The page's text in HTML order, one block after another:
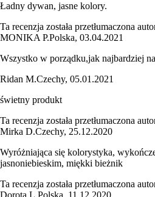
Ładny dywan, jasne kolory.
Ta recenzja została przetłumaczona
MONIKA P.Polska, 03.04.2021
Wszystko w porządku,jak najbardziej
Ridan M.Czechy, 05.01.2021
świetny produkt
Ta recenzja została przetłumaczona
Mirka D.Czechy, 25.12.2020
Wyróżniająca się kolorystyka,
jasnoniebieskim, miękki bieżnik
Ta recenzja została przetłumaczona